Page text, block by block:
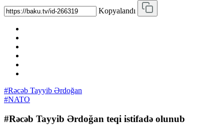
Kopyalandı
#Rəcəb Tayyib Ərdoğan
#NATO
#Rəcəb Tayyib Ərdoğan teqi istifadə olunub